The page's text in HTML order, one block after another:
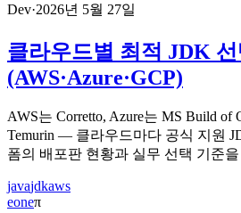
Dev·2026년 5월 27일
클라우드별 최적 JDK
(AWS·Azure·GCP)
AWS는 Corretto, Azure는 MS Build of
Temurin — 클라우드마다 공식 지원
폼의 배포판 현황과 실무 선택 기준
javajdkaws
eoneπ